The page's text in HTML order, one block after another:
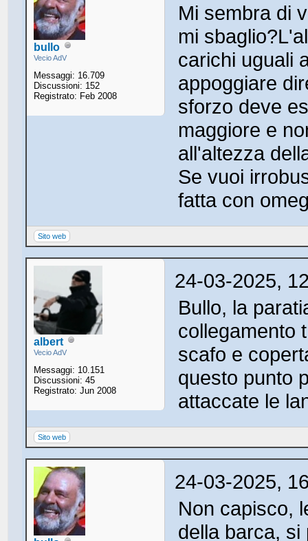
bullo
Vecio AdV
Messaggi: 16.709
Discussioni: 152
Registrato: Feb 2008
Mi sembra di
mi
carichi uguali
appoggiare
sforzo deve
maggiore e
all'altezza
Se vuoi
fatta con
Sito web
albert
Vecio AdV
Messaggi: 10.151
Discussioni: 45
Registrato: Jun 2008
24-03-2025,
Bullo, la
collegamento
scafo e
questo punto
attaccate le
Sito web
24-03-2025,
Non capisco,
della barca,